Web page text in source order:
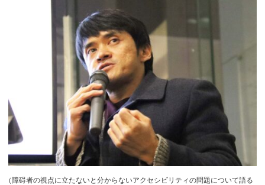
（障碍者の視点に立たないと分からないアクセシビリティの問題について語る